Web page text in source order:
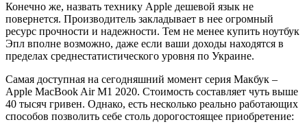
Конечно же, назвать технику Apple дешевой язык не
повернется. Производитель закладывает в нее огромный
ресурс прочности и надежности. Тем не менее купить ноутбук
Эпл вполне возможно, даже если ваши доходы находятся в
пределах среднестатистического уровня по Украине.
Самая доступная на сегодняшний момент серия Макбук –
Apple MacBook Air M1 2020. Стоимость составляет чуть выше
40 тысяч гривен. Однако, есть несколько реально работающих
способов позволить себе столь дорогостоящее приобретение: